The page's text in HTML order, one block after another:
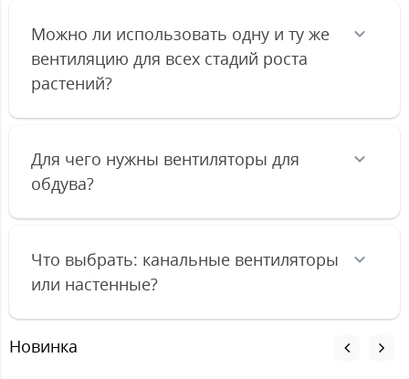
Можно ли использовать одну и ту же
вентиляцию для всех стадий роста
растений?
Для чего нужны вентиляторы для
обдува?
Что выбрать: канальные вентиляторы
или настенные?
Новинка